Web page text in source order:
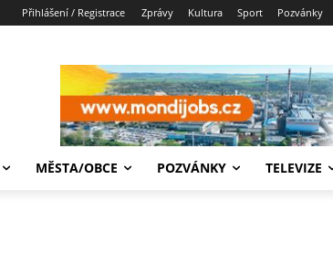
Přihlášení / Registrace Zprávy Kultura Sport Pozvánky
MĚSTA/OBCE POZVÁNKY TELEVIZE